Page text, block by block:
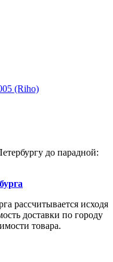
(Riho)
до парадной:
рассчитывается исходя
доставки по городу
товара.